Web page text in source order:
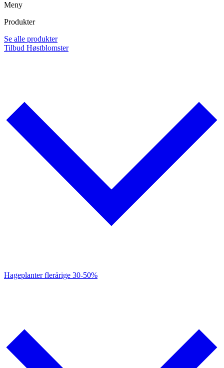
Meny
Produkter
Se alle produkter
Tilbud Høstblomster
Hageplanter flerårige 30-50%